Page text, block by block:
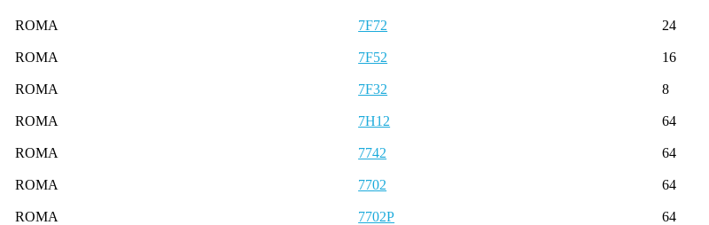
ROMA 7F72 24
ROMA 7F52 16
ROMA 7F32 8
ROMA 7H12 64
ROMA 7742 64
ROMA 7702 64
ROMA 7702P 64